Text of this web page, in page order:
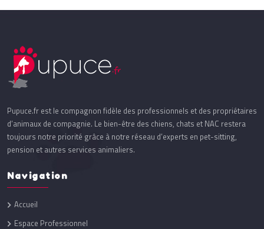
Pupuce.fr est le compagnon fidèle des professionnels et des propriétaires
d’animaux de compagnie. Le bien-être des chiens, chats et NAC restera
toujours notre priorité grâce à notre réseau d’experts en pet-sitting,
pension et autres services animaliers.
Navigation
Accueil
Espace Professionnel